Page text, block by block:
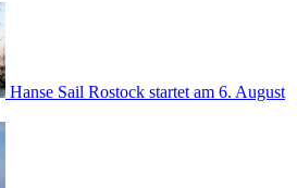
Hanse Sail Rostock startet am 6. August